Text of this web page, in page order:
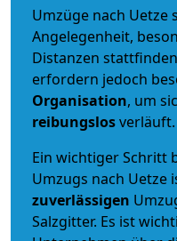
Umzüge nach Uetze
Angelegenheit,
Distanzen
erfordern jedoch
Organisation, um
reibungslosverläuft.
Ein wichtiger Schritt
Umzugs nach Uetze
zuverlässigen
Salzgitter. Es ist